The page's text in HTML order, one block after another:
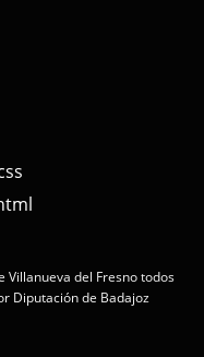
Villanueva del Fresno todos
Diputación de Badajoz